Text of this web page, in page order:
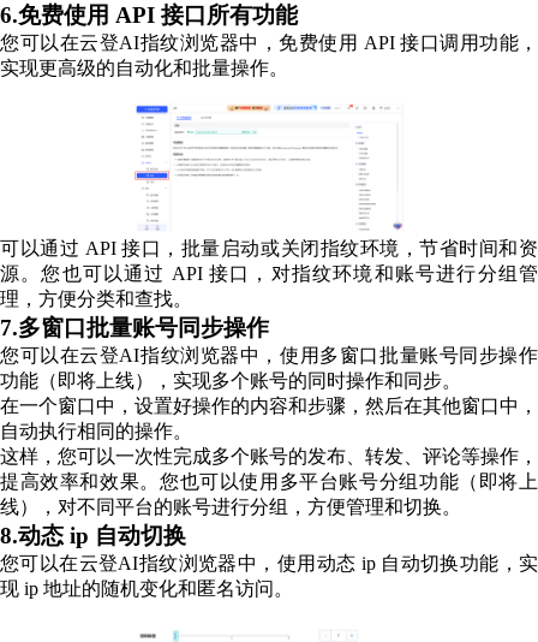
6.免费使用 API 接口所有功能
您可以在云登AI指纹浏览器中，免费使用 API 接口调用功能，
实现更高级的自动化和批量操作。
可以通过 API 接口，批量启动或关闭指纹环境，节省时间和资
源。您也可以通过 API 接口，对指纹环境和账号进行分组管
理，方便分类和查找。
7.多窗口批量账号同步操作
您可以在云登AI指纹浏览器中，使用多窗口批量账号同步操作
功能（即将上线），实现多个账号的同时操作和同步。
在一个窗口中，设置好操作的内容和步骤，然后在其他窗口中，
自动执行相同的操作。
这样，您可以一次性完成多个账号的发布、转发、评论等操作，
提高效率和效果。您也可以使用多平台账号分组功能（即将上
线），对不同平台的账号进行分组，方便管理和切换。
8.动态 ip 自动切换
您可以在云登AI指纹浏览器中，使用动态 ip 自动切换功能，实
现 ip 地址的随机变化和匿名访问。